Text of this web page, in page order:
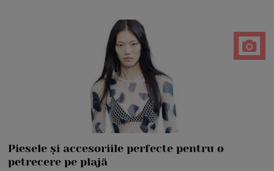
Piesele și accesoriile perfecte pentru o
petrecere pe plajă